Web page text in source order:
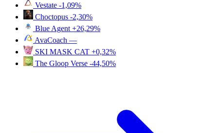
Vestate -1,09%
Choctopus -2,30%
Blue Agent +26,29%
AvaCoach —
SKI MASK CAT +0,32%
The Gloop Verse -44,50%